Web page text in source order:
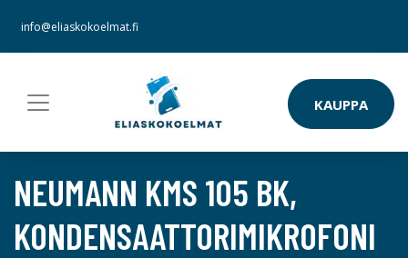
info@eliaskokoelmat.fi
KAUPPA
NEUMANN KMS 105 BK,
KONDENSAATTORIMIKROFONI